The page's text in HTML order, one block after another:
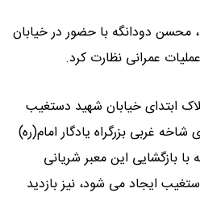
محسن دودانگه با حضور در خیابان
عمرانی نظارت کرد.
از املاک ابتدای خیابان شهید دستغیب
غربی بزرگراه یادگار امام(ره)
بازگشایی این معبر شریانی
ایجاد می شود، نیز بازدید